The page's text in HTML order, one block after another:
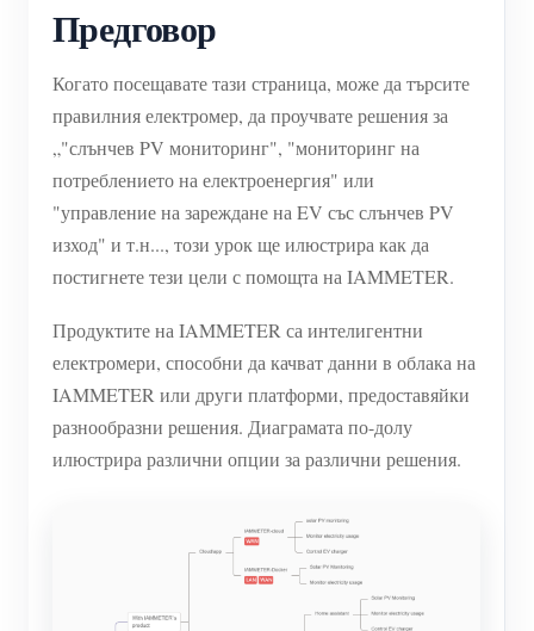
Предговор
Когато посещавате тази страница, може да търсите
правилния електромер, да проучвате решения за
„"слънчев PV мониторинг", "мониторинг на
потреблението на електроенергия" или
"управление на зареждане на EV със слънчев PV
изход" и т.н..., този урок ще илюстрира как да
постигнете тези цели с помощта на IAMMETER.
Продуктите на IAMMETER са интелигентни
електромери, способни да качват данни в облака на
IAMMETER или други платформи, предоставяйки
разнообразни решения. Диаграмата по-долу
илюстрира различни опции за различни решения.